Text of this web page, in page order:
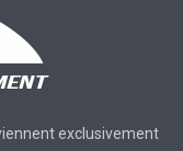
exclusivement